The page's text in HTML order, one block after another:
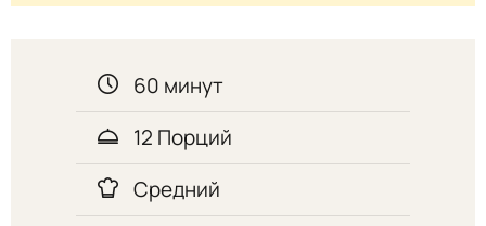
60 минут
12 Порций
Средний